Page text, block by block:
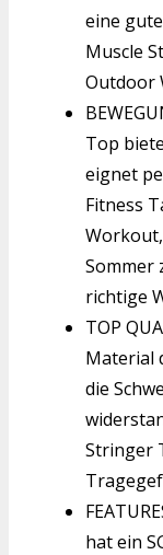
eine
Muscle
Outdoor
Top
eignet
Fitness
Sommer
richtige
TOP
Material
die
Stringer
hat ein